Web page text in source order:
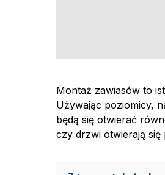
Montaż zawiasów to
Używając poziomicy,
będą się otwierać
czy drzwi otwierają się